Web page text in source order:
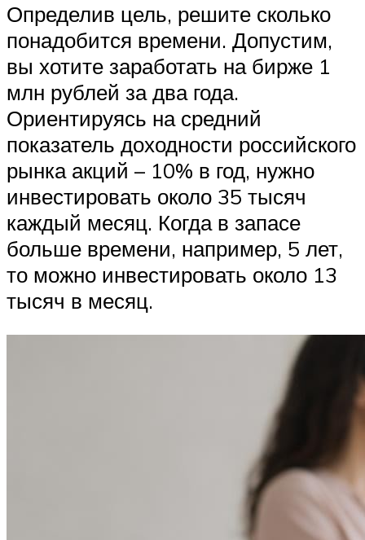
Определив цель, решите сколько
понадобится времени. Допустим,
вы хотите заработать на бирже 1
млн рублей за два года.
Ориентируясь на средний
показатель доходности российского
рынка акций – 10% в год, нужно
инвестировать около 35 тысяч
каждый месяц. Когда в запасе
больше времени, например, 5 лет,
то можно инвестировать около 13
тысяч в месяц.